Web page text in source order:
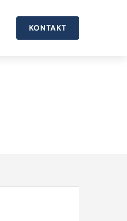
KONTAKT